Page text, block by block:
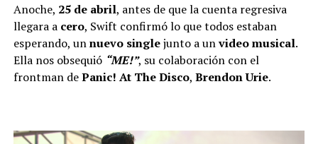
Anoche, 25 de abril, antes de que la cuenta regresiva
llegara a cero, Swift confirmó lo que todos estaban
esperando, unnuevo singlejunto a unvideo musical.
Ella nos obsequió “ME!”, su colaboración con el
frontman dePanic! At The Disco, Brendon Urie.